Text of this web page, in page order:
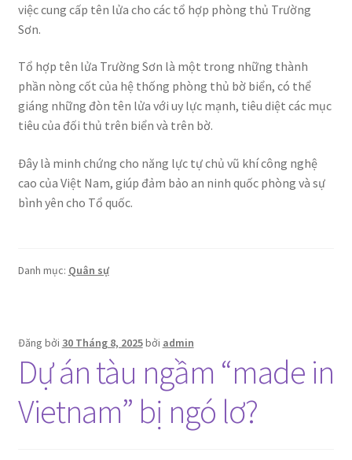
việc cung cấp tên lửa cho các tổ hợp phòng thủ Trường
Sơn.
Tổ hợp tên lửa Trường Sơn là một trong những thành
phần nòng cốt của hệ thống phòng thủ bờ biển, có thể
giáng những đòn tên lửa với uy lực mạnh, tiêu diệt các mục
tiêu của đối thủ trên biển và trên bờ.
Đây là minh chứng cho năng lực tự chủ vũ khí công nghệ
cao của Việt Nam, giúp đảm bảo an ninh quốc phòng và sự
bình yên cho Tổ quốc.
Danh mục: Quân sự
Đăng bởi 30 Tháng 8, 2025bởi admin
Dự án tàu ngầm “made in
Vietnam” bị ngó lơ?